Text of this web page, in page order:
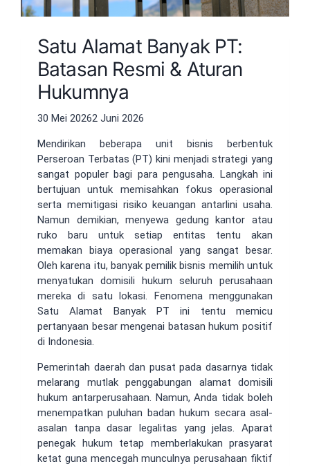
Satu Alamat Banyak PT:
Batasan Resmi & Aturan
Hukumnya
30 Mei 20262 Juni 2026
Mendirikan beberapa unit bisnis berbentuk
Perseroan Terbatas (PT) kini menjadi strategi yang
sangat populer bagi para pengusaha. Langkah ini
bertujuan untuk memisahkan fokus operasional
serta memitigasi risiko keuangan antarlini usaha.
Namun demikian, menyewa gedung kantor atau
ruko baru untuk setiap entitas tentu akan
memakan biaya operasional yang sangat besar.
Oleh karena itu, banyak pemilik bisnis memilih untuk
menyatukan domisili hukum seluruh perusahaan
mereka di satu lokasi. Fenomena menggunakan
Satu Alamat Banyak PT ini tentu memicu
pertanyaan besar mengenai batasan hukum positif
di Indonesia.
Pemerintah daerah dan pusat pada dasarnya tidak
melarang mutlak penggabungan alamat domisili
hukum antarperusahaan. Namun, Anda tidak boleh
menempatkan puluhan badan hukum secara asal-
asalan tanpa dasar legalitas yang jelas. Aparat
penegak hukum tetap memberlakukan prasyarat
ketat guna mencegah munculnya perusahaan fiktif